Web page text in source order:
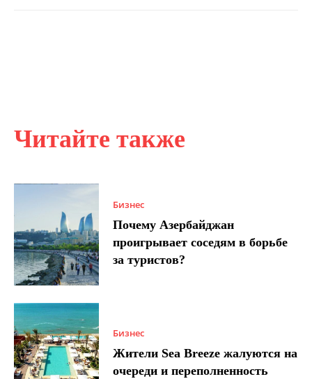
Читайте также
Бизнес
Почему Азербайджан
проигрывает соседям в борьбе
за туристов?
Бизнес
Жители Sea Breeze жалуются на
очереди и переполненность